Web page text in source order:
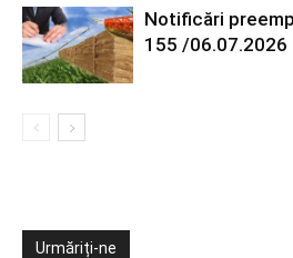
Notificări
155 /06.07.2026
Urmăriți-ne